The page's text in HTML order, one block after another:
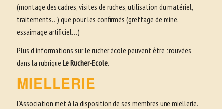
(montage des cadres, visites de ruches, utilisation du matériel,
traitements…) que pour les confirmés (greffage de reine,
essaimage artificiel…)
Plus d’informations sur le rucher école peuvent être trouvées
dans la rubrique Le Rucher-Ecole.
MIELLERIE
L’Association met à la disposition de ses membres une miellerie.